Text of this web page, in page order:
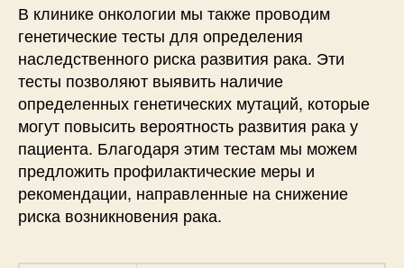
В клинике онкологии мы также проводим
генетические тесты для определения
наследственного риска развития рака. Эти
тесты позволяют выявить наличие
определенных генетических мутаций, которые
могут повысить вероятность развития рака у
пациента. Благодаря этим тестам мы можем
предложить профилактические меры и
рекомендации, направленные на снижение
риска возникновения рака.